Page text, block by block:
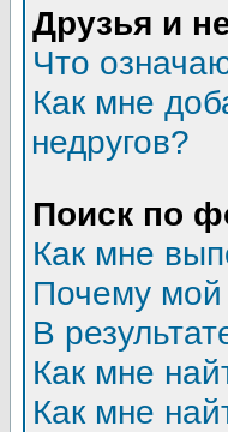
Друзья и
Что
Как мне
недругов?
Поиск по
Как мне
Почему мой
В
Как мне
Как мне